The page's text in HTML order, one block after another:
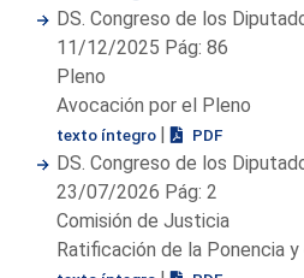
DS. Congreso de los
11/12/2025 Pág: 86
Pleno
Avocación por el Pleno
texto íntegro | PDF
DS. Congreso de los
23/07/2026 Pág: 2
Comisión de Justicia
Ratificación de la Ponencia